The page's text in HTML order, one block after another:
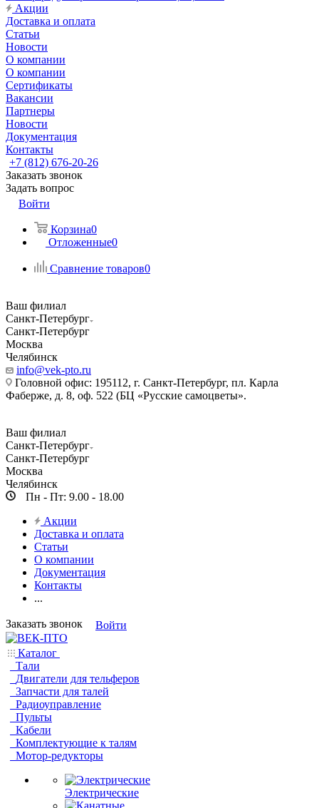
Акции
Доставка и оплата
Статьи
Новости
О компании
О компании
Сертификаты
Вакансии
Партнеры
Новости
Документация
Контакты
+7 (812) 676-20-26
Заказать звонок
Задать вопрос
Войти
Корзина0
Отложенные0
Сравнение товаров0
Ваш филиал
Санкт-Петербург
Санкт-Петербург
Москва
Челябинск
info@vek-pto.ru
Головной офис: 195112, г. Санкт-Петербург, пл. Карла
Фаберже, д. 8, оф. 522 (БЦ «Русские самоцветы».
Ваш филиал
Санкт-Петербург
Санкт-Петербург
Москва
Челябинск
Пн - Пт: 9.00 - 18.00
Акции
Доставка и оплата
Статьи
О компании
Документация
Контакты
...
Заказать звонок Войти
Каталог
Тали
Двигатели для тельферов
Запчасти для талей
Радиоуправление
Пульты
Кабели
Комплектующие к талям
Мотор-редукторы
Электрические